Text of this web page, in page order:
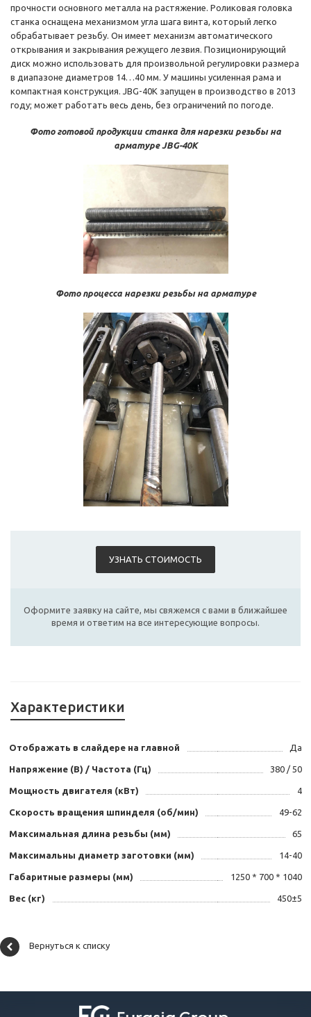
прочности основного металла на растяжение. Роликовая головка
станка оснащена механизмом угла шага винта, который легко
обрабатывает резьбу. Он имеет механизм автоматического
открывания и закрывания режущего лезвия. Позиционирующий
диск можно использовать для произвольной регулировки размера
в диапазоне диаметров 14…40 мм. У машины усиленная рама и
компактная конструкция. JBG-40K запущен в производство в 2013
году; может работать весь день, без ограничений по погоде.
Фото готовой продукции станка для нарезки резьбы на
арматуре JBG-40K
Фото процесса нарезки резьбы на арматуре
УЗНАТЬ СТОИМОСТЬ
Оформите заявку на сайте, мы свяжемся с вами в ближайшее
время и ответим на все интересующие вопросы.
Характеристики
Отображать в слайдере на главной Да
Напряжение (В) / Частота (Гц) 380 / 50
Мощность двигателя (кВт) 4
Скорость вращения шпинделя (об/мин) 49-62
Максимальная длина резьбы (мм) 65
Максимальны диаметр заготовки (мм) 14-40
Габаритные размеры (мм) 1250 * 700 * 1040
Вес (кг) 450±5
Вернуться к списку